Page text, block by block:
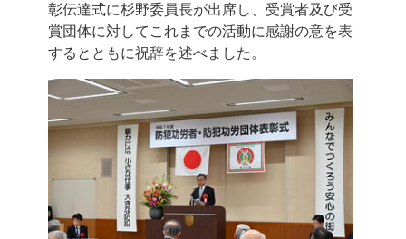
彰伝達式に杉野委員長が出席し、受賞者及び受
賞団体に対してこれまでの活動に感謝の意を表
するとともに祝辞を述べました。